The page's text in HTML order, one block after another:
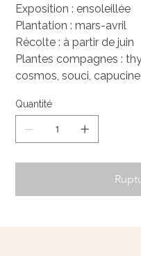
Exposition : ensoleillée
Plantation : mars-avril
Récolte : à partir de juin
Plantes compagnes :
cosmos, souci, capucine
Quantité